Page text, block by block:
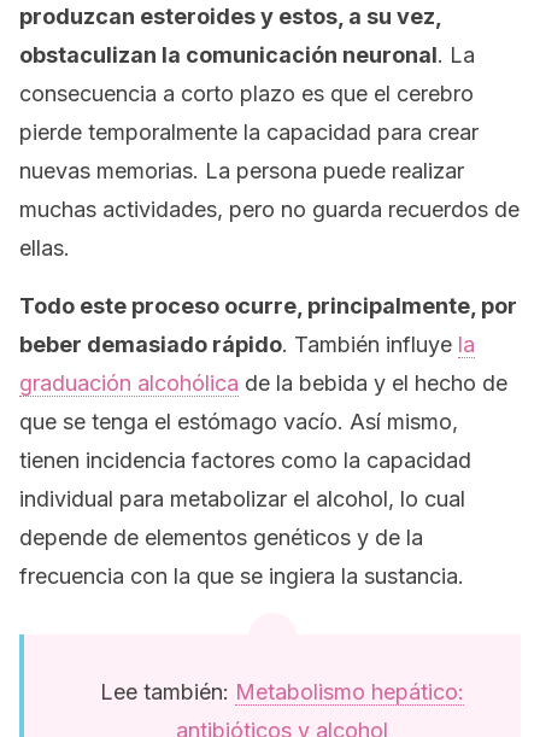
produzcan esteroides y estos, a su vez,
obstaculizan la comunicación neuronal. La
consecuencia a corto plazo es que el cerebro
pierde temporalmente la capacidad para crear
nuevas memorias. La persona puede realizar
muchas actividades, pero no guarda recuerdos de
ellas.
Todo este proceso ocurre, principalmente, por
beber demasiado rápido. También influye la
graduación alcohólica de la bebida y el hecho de
que se tenga el estómago vacío. Así mismo,
tienen incidencia factores como la capacidad
individual para metabolizar el alcohol, lo cual
depende de elementos genéticos y de la
frecuencia con la que se ingiera la sustancia.
Lee también: Metabolismo hepático:
antibióticos y alcohol